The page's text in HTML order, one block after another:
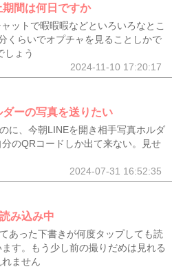
間は何日ですか
ットで暇暇暇などといろいろなとこ
くらいでオプチャを見ることしかで
しょう
2024-11-10 17:20:17
ーの写真を送りたい
に、今朝LINEを開き相手写真ホルダ
のQRコードしか出て来ない。見せ
2024-07-31 16:52:35
み込み中
あった下書きが何度タップしても読
す。もう少し前の撮りだめは見れる
ません